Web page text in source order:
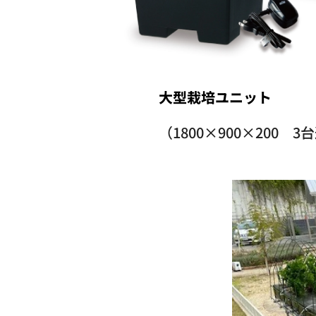
大型栽培ユニット
（1800×900×200 3台